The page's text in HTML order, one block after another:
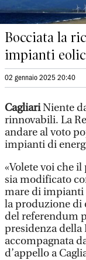
Bocciata la
impianti
02 gennaio 2025 20:40
CagliariNiente
rinnovabili. La
andare al voto
impianti di
«Volete voi che
sia modificato
mare di
la produzione di
del referendum
presidenza della
accompagnata
d’appello a